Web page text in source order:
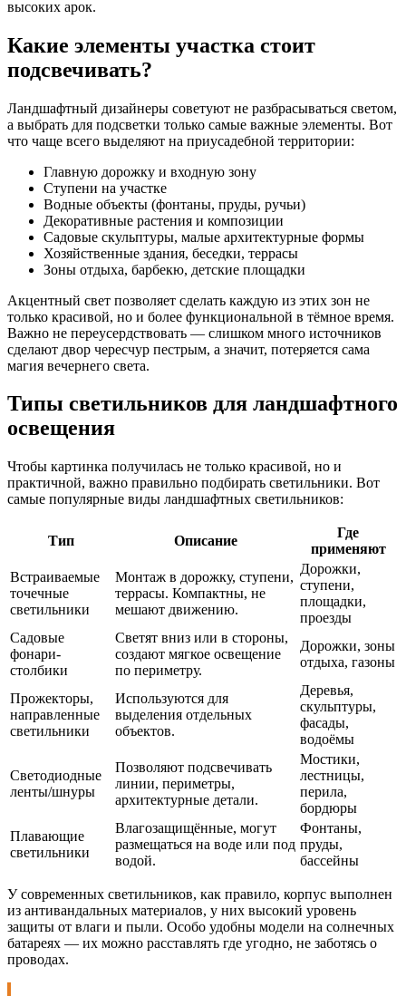
высоких арок.
Какие элементы участка стоит
подсвечивать?
Ландшафтный дизайнеры советуют не разбрасываться светом,
а выбрать для подсветки только самые важные элементы. Вот
что чаще всего выделяют на приусадебной территории:
Главную дорожку и входную зону
Ступени на участке
Водные объекты (фонтаны, пруды, ручьи)
Декоративные растения и композиции
Садовые скульптуры, малые архитектурные формы
Хозяйственные здания, беседки, террасы
Зоны отдыха, барбекю, детские площадки
Акцентный свет позволяет сделать каждую из этих зон не
только красивой, но и более функциональной в тёмное время.
Важно не переусердствовать — слишком много источников
сделают двор чересчур пестрым, а значит, потеряется сама
магия вечернего света.
Типы светильников для ландшафтного
освещения
Чтобы картинка получилась не только красивой, но и
практичной, важно правильно подбирать светильники. Вот
самые популярные виды ландшафтных светильников:
Тип Описание
Где
применяют
Встраиваемые
точечные
светильники
Монтаж в дорожку, ступени,
террасы. Компактны, не
мешают движению.
Дорожки,
ступени,
площадки,
проезды
Садовые
фонари-
столбики
Светят вниз или в стороны,
создают мягкое освещение
по периметру.
Дорожки, зоны
отдыха, газоны
Прожекторы,
направленные
светильники
Используются для
выделения отдельных
объектов.
Деревья,
скульптуры,
фасады,
водоёмы
Светодиодные
ленты/шнуры
Позволяют подсвечивать
линии, периметры,
архитектурные детали.
Мостики,
лестницы,
перила,
бордюры
Плавающие
светильники
Влагозащищённые, могут
размещаться на воде или под
водой.
Фонтаны,
пруды,
бассейны
У современных светильников, как правило, корпус выполнен
из антивандальных материалов, у них высокий уровень
защиты от влаги и пыли. Особо удобны модели на солнечных
батареях — их можно расставлять где угодно, не заботясь о
проводах.